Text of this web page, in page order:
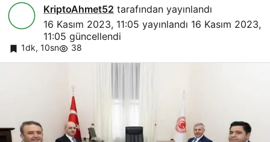
KriptoAhmet52 tarafından yayınlandı
16 Kasım 2023, 11:05 yayınlandı 16 Kasım 2023,
11:05 güncellendi
1dk, 10sn 38